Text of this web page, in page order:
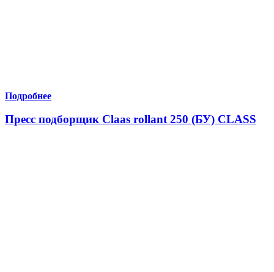
Подробнее
Пресс подборщик Claas rollant 250 (БУ) CLASS